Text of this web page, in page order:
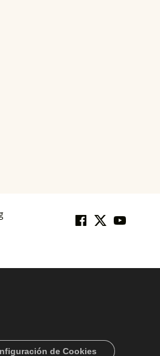
Facebook
TwitterYouTube
de Cookies